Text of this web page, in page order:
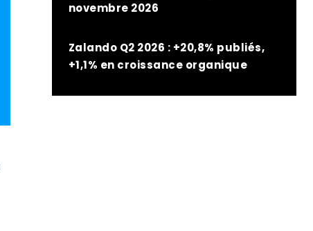
novembre 2026
Zalando Q2 2026 : +20,8% publiés,
+1,1% en croissance organique